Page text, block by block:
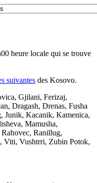
heure locale qui se trouve
suivantes des Kosovo.
Gjilani, Ferizaj,
Dragash, Drenas, Fusha
Junik, Kacanik, Kamenica,
Mamusha,
Ranillug,
Viti, Vushtrri, Zubin Potok,